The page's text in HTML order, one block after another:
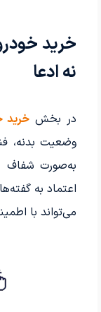
خرید
نه ادعا
در بخش خرید
وضعیت بدنه،
به‌صورت شفاف
اعتماد به
می‌تواند با